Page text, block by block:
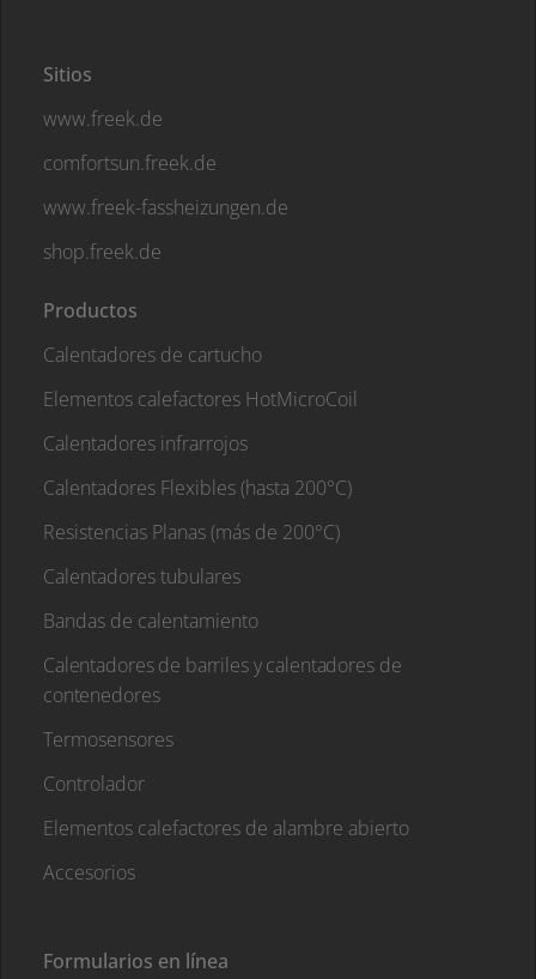
Sitios
www.freek.de
comfortsun.freek.de
www.freek-fassheizungen.de
shop.freek.de
Productos
Calentadores de cartucho
Elementos calefactores HotMicroCoil
Calentadores infrarrojos
Calentadores Flexibles (hasta 200°C)
Resistencias Planas (más de 200°C)
Calentadores tubulares
Bandas de calentamiento
Calentadores de barriles y calentadores de
contenedores
Termosensores
Controlador
Elementos calefactores de alambre abierto
Accesorios
Formularios en línea